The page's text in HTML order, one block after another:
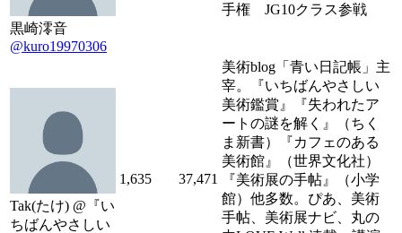
黒崎澪音
@kuro19970306
手権 JG10クラス参戦
Tak(たけ) @『い
ちばんやさしい
1,635 37,471
美術blog「青い日記帳」主
宰。『いちばんやさしい
美術鑑賞』『失われたア
ートの謎を解く』（ちく
ま新書）『カフェのある
美術館』（世界文化社）
『美術展の手帖』（小学
館）他多数。ぴあ、美術
手帖、美術展ナビ、丸の